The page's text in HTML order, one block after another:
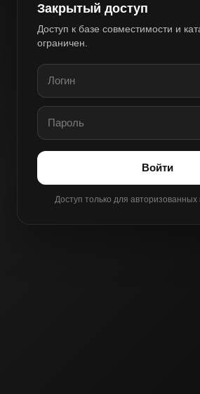
Закрытый доступ
Доступ к базе совместимости и
ограничен.
Войти
Доступ только для авторизованных